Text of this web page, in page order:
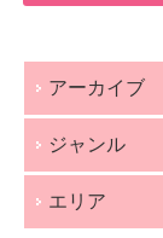
アーカイブ
ジャンル
エリア